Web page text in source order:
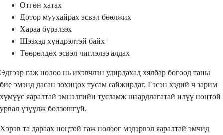
Өтгөн хатах
Дотор муухайрах эсвэл бөөлжих
Хараа бүрэлзэх
Шээхэд хүндрэлтэй байх
Төөрөлдөх эсвэл чиглэлээ алдах
Эдгээр гаж нөлөө нь ихэвчлэн удирдахад хялбар бөгөөд таны
бие эмэнд дасан зохицох тусам сайжирдаг. Гэсэн хэдий ч зарим
хүмүүс яаралтай эмнэлгийн тусламж шаардлагатай илүү ноцтой
урвал үзүүлж болзошгүй.
Хэрэв та дараах ноцтой гаж нөлөөг мэдэрвэл яаралтай эмчид